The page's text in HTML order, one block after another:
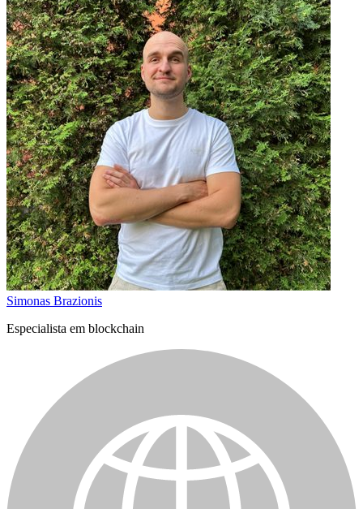
Simonas Brazionis
Especialista em blockchain